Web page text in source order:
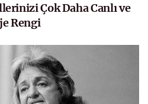
Çok Daha Canlı ve
Rengi